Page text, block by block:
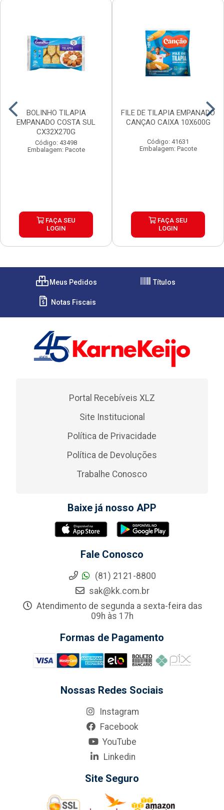
BOLINHO TILAPIA
EMPANADO COSTA SUL
CX32X270G
Código: 43498
Embalagem: Pacote
FAÇA SEU
LOGIN
FILE DE TILAPIA EMPANADO
CANÇAO CAIXA 10X600G
Código: 41631
Embalagem: Pacote
FAÇA SEU
LOGIN
Meus Pedidos Títulos
Notas Fiscais
Portal Recebíveis XLZ
Site Institucional
Política de Privacidade
Política de Devoluções
Trabalhe Conosco
Baixe já nosso APP
Fale Conosco
(81) 2121-8800
sak@kk.com.br
Atendimento de segunda a sexta-feira das
09h às 17h
Formas de Pagamento
Nossas Redes Sociais
Instagram
Facebook
YouTube
Linkedin
Site Seguro